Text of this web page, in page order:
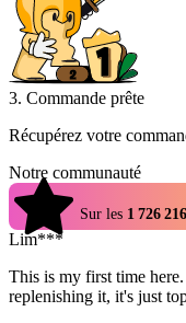
3. Commande prête
Récupérez votre
Notre communauté
Sur les 1 726 216
Lim***
This is my first time
replenishing it, it's just